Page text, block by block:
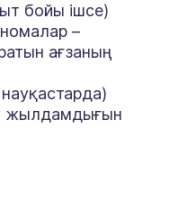
бойы ішсе)
–
ағзаның
жылдамдығын